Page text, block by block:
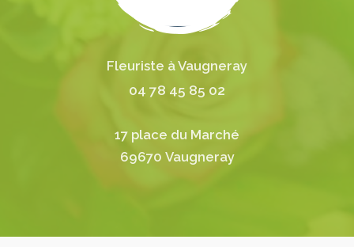
Fleuriste à Vaugneray
04 78 45 85 02
17 place du Marché
69670 Vaugneray